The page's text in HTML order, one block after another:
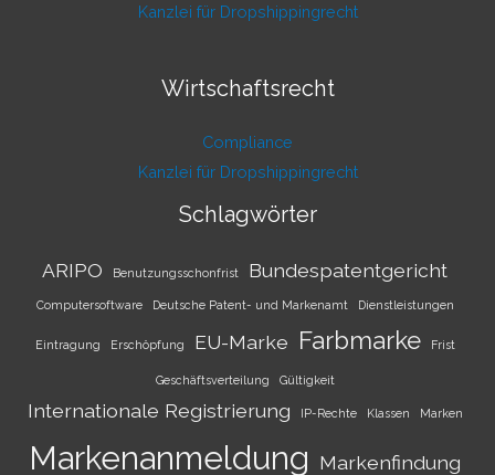
Kanzlei für Dropshippingrecht
Wirtschaftsrecht
Compliance
Kanzlei für Dropshippingrecht
Schlagwörter
ARIPO Benutzungsschonfrist Bundespatentgericht
Computersoftware Deutsche Patent- und Markenamt Dienstleistungen
Eintragung Erschöpfung EU-Marke Farbmarke Frist
Geschäftsverteilung Gültigkeit
Internationale Registrierung IP-Rechte Klassen Marken
Markenanmeldung Markenfindung